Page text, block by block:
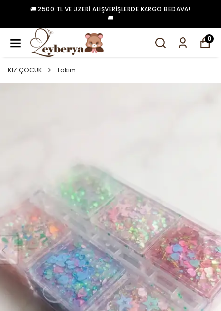
🚚 2500 TL VE ÜZERI ALIŞVERIŞLERDE KARGO BEDAVA!
🚚
0
KIZ ÇOCUK Takım